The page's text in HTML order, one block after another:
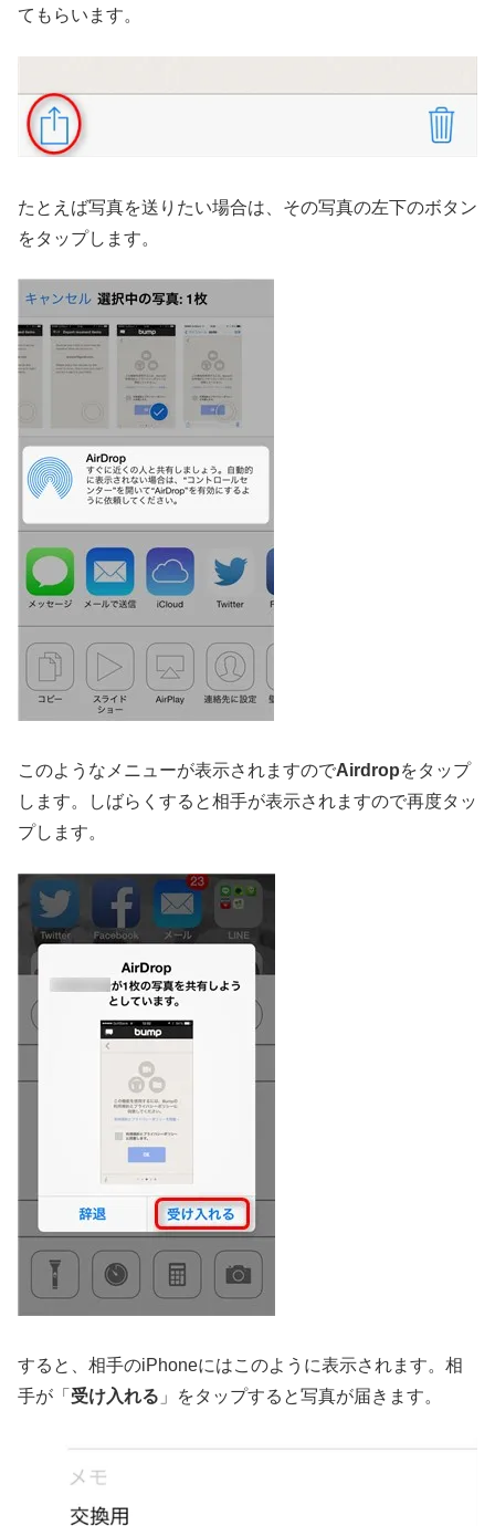
てもらいます。
たとえば写真を送りたい場合は、その写真の左下のボタン
をタップします。
このようなメニューが表示されますのでAirdropをタップ
します。しばらくすると相手が表示されますので再度タッ
プします。
すると、相手のiPhoneにはこのように表示されます。相
手が「 受け入れる 」をタップすると写真が届きます。